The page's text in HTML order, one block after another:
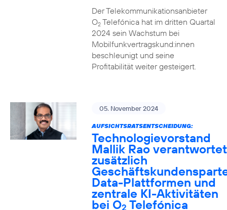
Der Telekommunikationsanbieter
O2Telefónica hat im dritten Quartal
2024 sein Wachstum bei
Mobilfunkvertragskund:innen
beschleunigt und seine
Profitabilität weiter gesteigert.
05. November 2024
AUFSICHTSRATSENTSCHEIDUNG:
Technologievorstand
Mallik Rao verantwortet
zusätzlich
Data-Plattformen und
zentrale KI-Aktivitäten
bei O2 Telefónica